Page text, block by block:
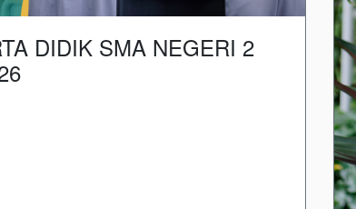
DIDIK SMA NEGERI 2